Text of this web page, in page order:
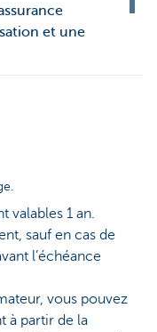
et une
valables 1 an.
sauf en cas de
l’échéance
vous pouvez
à partir de la